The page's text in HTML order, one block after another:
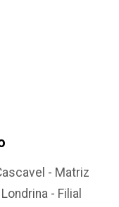
- Matriz
- Filial